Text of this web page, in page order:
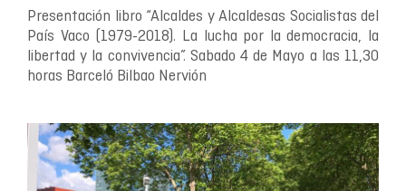
Presentación libro “Alcaldes y Alcaldesas Socialistas del
País Vaco (1979-2018). La lucha por la democracia, la
libertad y la convivencia”. Sabado 4 de Mayo a las 11,30
horas Barceló Bilbao Nervión